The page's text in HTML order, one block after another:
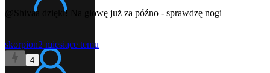
@Shivaa dzięki! Na głowę już za późno - sprawdzę nogi
skorpion2 miesiące temu
4